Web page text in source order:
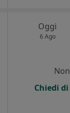
Oggi
6 Ago
Chiedi